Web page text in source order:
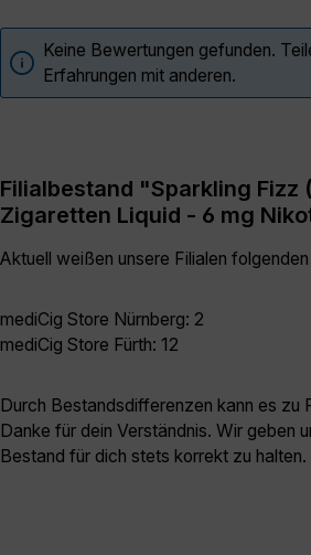
Keine Bewertungen gefunden.
Erfahrungen mit anderen.
Filialbestand "Sparkling Fizz
Zigaretten Liquid - 6 mg
Aktuell weißen unsere Filialen
mediCig Store Nürnberg: 2
mediCig Store Fürth: 12
Durch Bestandsdifferenzen kann es zu
Danke für dein Verständnis. Wir geben
Bestand für dich stets korrekt zu halten.